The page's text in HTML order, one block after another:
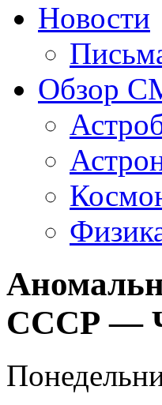
Новости
Обзор
СССР —